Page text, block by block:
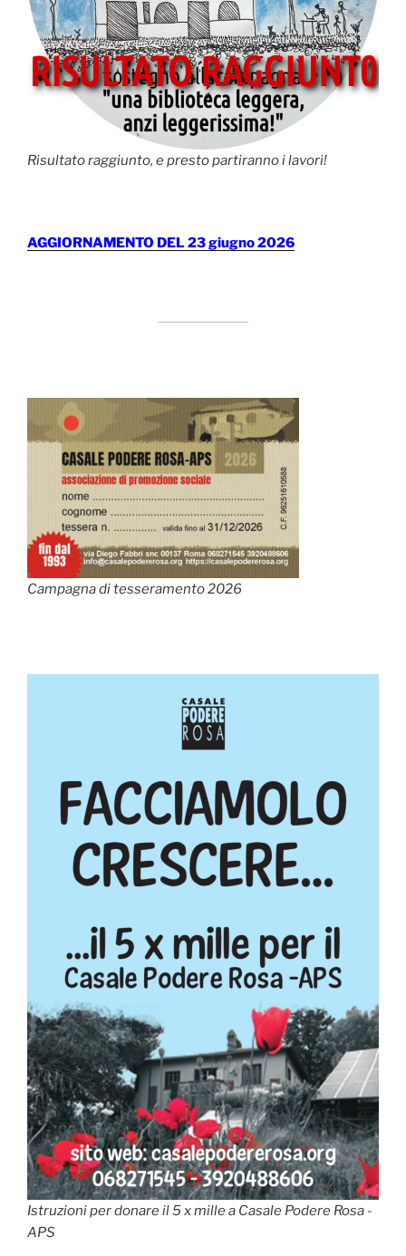
Risultato raggiunto, e presto partiranno i lavori!
AGGIORNAMENTO DEL 23 giugno 2026
Campagna di tesseramento 2026
Istruzioni per donare il 5 x mille a Casale Podere Rosa -
APS